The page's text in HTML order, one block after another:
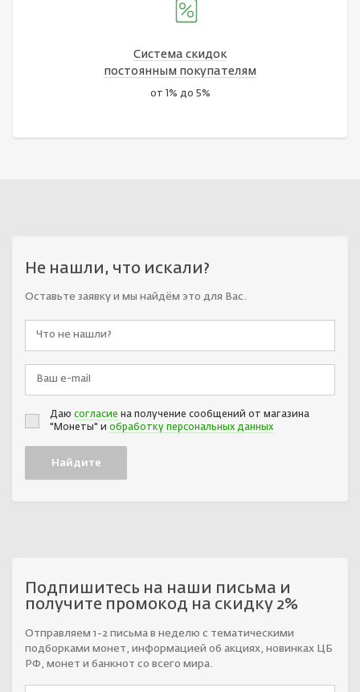
Система скидок
постоянным покупателям
от 1% до 5%
Не нашли, что искали?
Оставьте заявку и мы найдём это для Вас.
Даю согласие на получение сообщений от магазина
"Монеты" и обработку персональных данных
Подпишитесь на наши письма и
получите промокод на скидку 2%
Отправляем 1-2 письма в неделю с тематическими
подборками монет, информацией об акциях, новинках ЦБ
РФ, монет и банкнот со всего мира.